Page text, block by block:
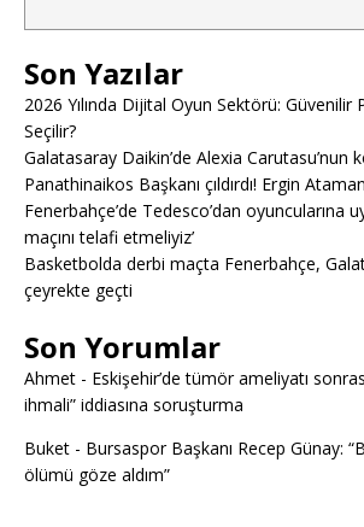
Son Yazılar
2026 Yılında Dijital Oyun Sektörü: Güvenilir
Seçilir?
Galatasaray Daikin’de Alexia Carutasu’nun
Panathinaikos Başkanı çıldırdı! Ergin
Fenerbahçe’de Tedesco’dan oyuncularına
maçını telafi etmeliyiz’
Basketbolda derbi maçta Fenerbahçe,
çeyrekte geçti
Son Yorumlar
Ahmet - Eskişehir’de tümör ameliyatı
ihmali” iddiasına soruşturma
Buket - Bursaspor Başkanı Recep Günay:
ölümü göze aldım”